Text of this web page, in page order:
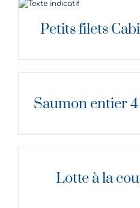
DÉTAILS
Petits filets
Saumon entier 4
Lotte à la